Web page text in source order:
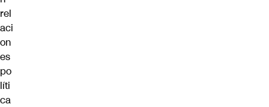
rel
aci
on
es
po
líti
ca